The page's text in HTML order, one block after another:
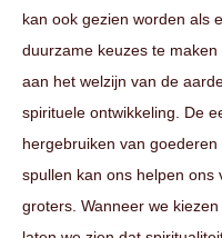
kan ook gezien worden als
duurzame keuzes te
aan het welzijn van de
spirituele ontwikkeling. De
hergebruiken van
spullen kan ons helpen ons
groters. Wanneer we